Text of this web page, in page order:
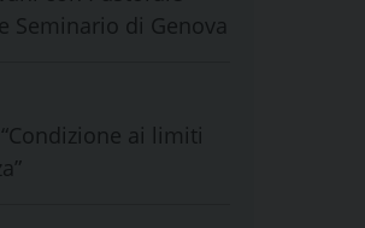
Seminario di Genova
ai limiti